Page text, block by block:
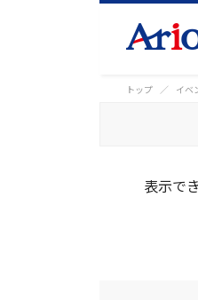
トップ イベ
表示で